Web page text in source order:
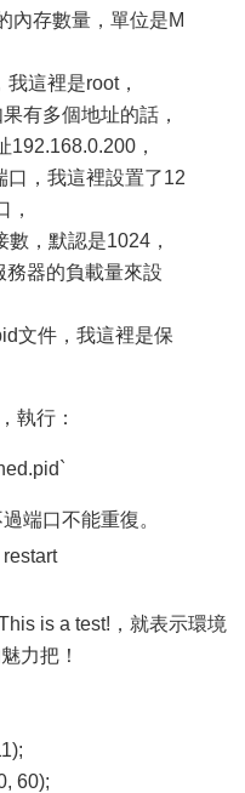
內存數量，單位是M
這裡是root，
有多個地址的話，
192.168.0.200，
口，我這裡設置了12
，
，默認是1024，
器的負載量來設
文件，我這裡是保
執行：
端口不能重復。
is a test!，就表示環境
力把！
60);